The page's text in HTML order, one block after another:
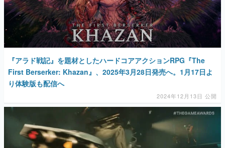
アプリレビュー
その他
電ファミニコゲーマーとは？
運営：株式会社マレ
『アラド戦記』を題材としたハードコアアクションRPG『The
First Berserker: Khazan』、2025年3月28日発売へ。1月17日よ
り体験版も配信へ
2024年12月13日 公開